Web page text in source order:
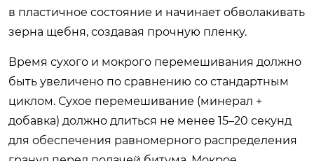
в пластичное состояние и начинает обволакивать
зерна щебня, создавая прочную пленку.
Время сухого и мокрого перемешивания должно
быть увеличено по сравнению со стандартным
циклом. Сухое перемешивание (минерал +
добавка) должно длиться не менее 15–20 секунд
для обеспечения равномерного распределения